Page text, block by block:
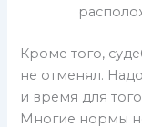
Кроме того,
не отменял.
и время для
Многие нормы